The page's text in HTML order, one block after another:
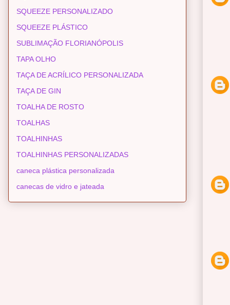
SQUEEZE PERSONALIZADO
SQUEEZE PLÁSTICO
SUBLIMAÇÃO FLORIANÓPOLIS
TAPA OLHO
TAÇA DE ACRÍLICO PERSONALIZADA
TAÇA DE GIN
TOALHA DE ROSTO
TOALHAS
TOALHINHAS
TOALHINHAS PERSONALIZADAS
caneca plástica personalizada
canecas de vidro e jateada